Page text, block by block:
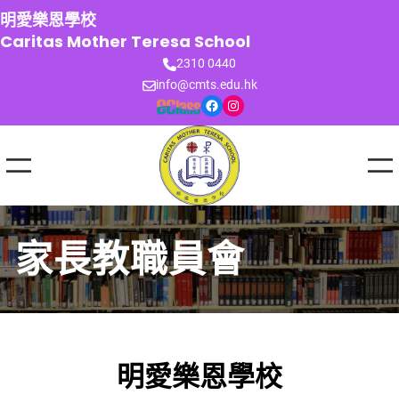
跳
至
主
明愛樂恩學校
Caritas Mother Teresa School
2310 0440
info@cmts.edu.hk
Facebook Instagram
家長教職員會
明愛樂恩學校